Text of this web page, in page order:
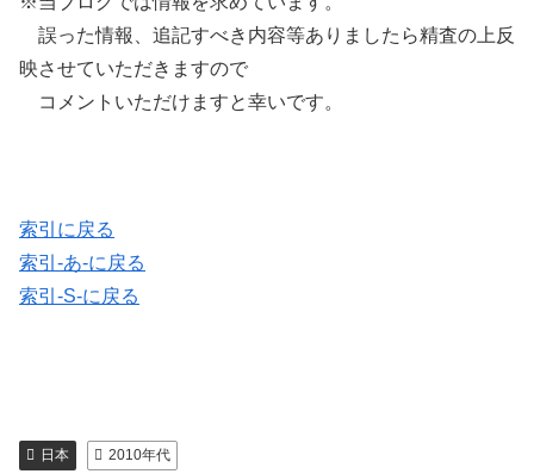
誤った情報、追記すべき内容等ありましたら精査の上反
映させていただきますので
コメントいただけますと幸いです。
索引に戻る
索引-あ-に戻る
索引-S-に戻る
日本 2010年代